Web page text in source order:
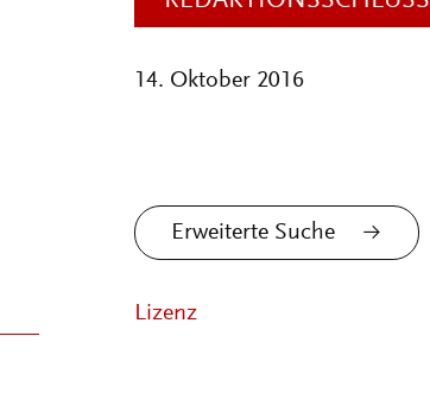
14. Oktober 2016
Erweiterte Suche
Lizenz